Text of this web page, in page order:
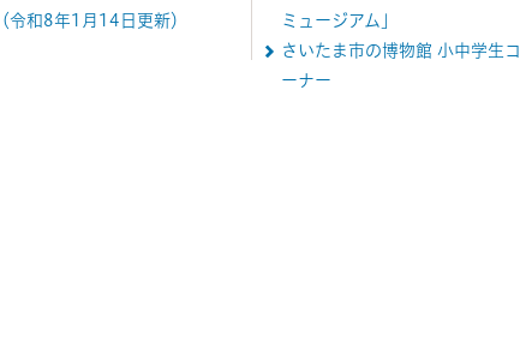
（令和8年1月14日更新）
ミュージアム」
さいたま市の博物館 小中学生コ
ーナー